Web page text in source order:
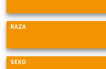
RAZA
SEXO